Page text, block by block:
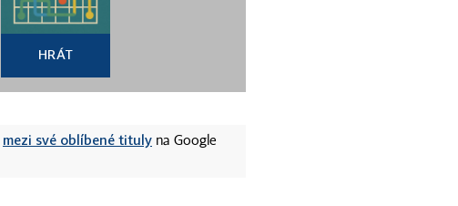
HRÁT
mezi své oblíbené tituly na Google